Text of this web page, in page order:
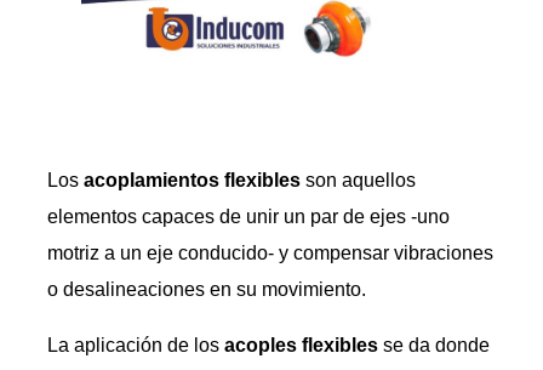
Los acoplamientos flexiblesson aquellos
elementos capaces de unir un par de ejes -uno
motriz a un eje conducido- y compensar vibraciones
o desalineaciones en su movimiento.
La aplicación de los acoples flexiblesse da donde